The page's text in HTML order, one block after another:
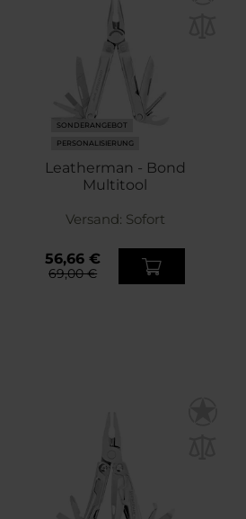
SONDERANGEBOT
PERSONALISIERUNG
Leatherman - Bond
Multitool
Versand: Sofort
56,66 €
69,00 €